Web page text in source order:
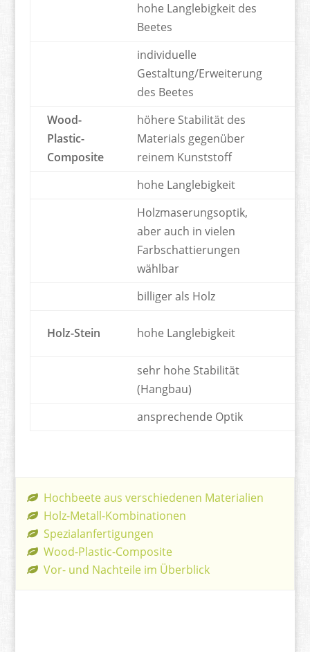
hohe Langlebigkeit des
Beetes
individuelle
Gestaltung/Erweiterung
des Beetes
Wood-
Plastic-
Composite
höhere Stabilität des
Materials gegenüber
reinem Kunststoff
hohe Langlebigkeit
Holzmaserungsoptik,
aber auch in vielen
Farbschattierungen
wählbar
billiger als Holz
Holz-Stein hohe Langlebigkeit
sehr hohe Stabilität
(Hangbau)
ansprechende Optik
Hochbeete aus verschiedenen Materialien
Holz-Metall-Kombinationen
Spezialanfertigungen
Wood-Plastic-Composite
Vor- und Nachteile im Überblick